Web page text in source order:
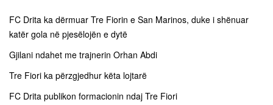
FC Drita ka dërmuar Tre Fiorin e San Marinos, duke i shënuar
katër gola në pjesëlojën e dytë
Gjilani ndahet me trajnerin Orhan Abdi
Tre Fiori ka përzgjedhur këta lojtarë
FC Drita publikon formacionin ndaj Tre Fiori